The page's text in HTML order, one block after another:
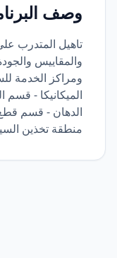
وصف
تاهيل المتدرب
والمقاييس
ومراكز الخدمة
الميكانيكا -
الدهان - قسم
منطقة تخذين